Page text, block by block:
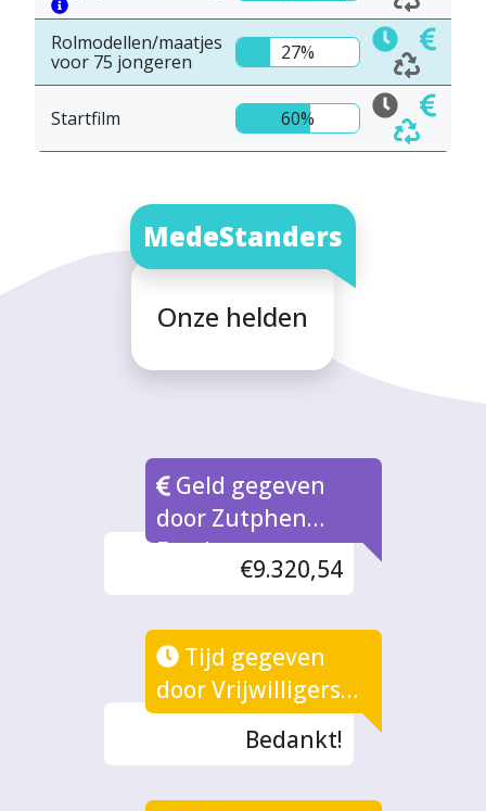
Rolmodellen/maatjes
voor 75 jongeren
27%
Startfilm 60%
MedeStanders
Onze helden
Geld gegeven
door Zutphen
Fonds
€9.320,54
Tijd gegeven
door Vrijwilligers
(3x)
Bedankt!